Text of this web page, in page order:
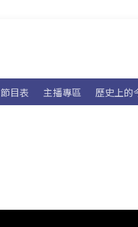
節目表 主播專區 歷史上的